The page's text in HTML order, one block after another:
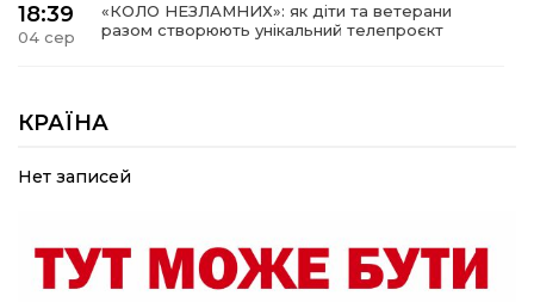
18:39
04 сер
«КОЛО НЕЗЛАМНИХ»: як діти та ветерани
разом створюють унікальний телепроєкт
04 сер
прикордоння до втраченого дому
19:36
Пишіть листи самому собі, або як уникнути
19:29
30 лип
«Все закінчиться, приїду й одружуся…»: Пам’яті
26-річного Захисника Богдана Ємця (ВІДЕО)
КРАЇНА
Нет записей